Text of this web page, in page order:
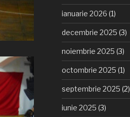
ianuarie 2026 (1)
decembrie 2025 (3)
noiembrie 2025 (3)
octombrie 2025 (1)
septembrie 2025 (2)
iunie 2025 (3)